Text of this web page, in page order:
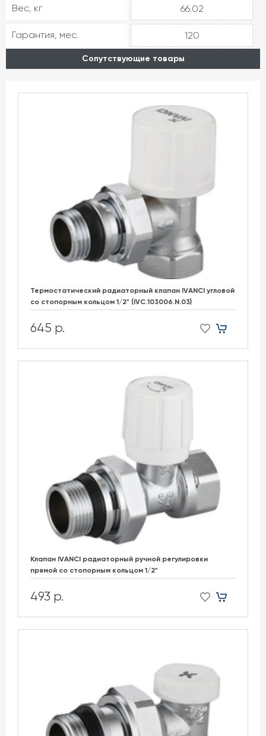
Вес, кг 66.02
Гарантия, мес. 120
Сопутствующие товары
Термостатический радиаторный клапан IVANCI угловой
со стопорным кольцом 1/2" (IVC.103006.N.03)
645 р.
Клапан IVANCI радиаторный ручной регулировки
прямой со стопорным кольцом 1/2"
493 р.